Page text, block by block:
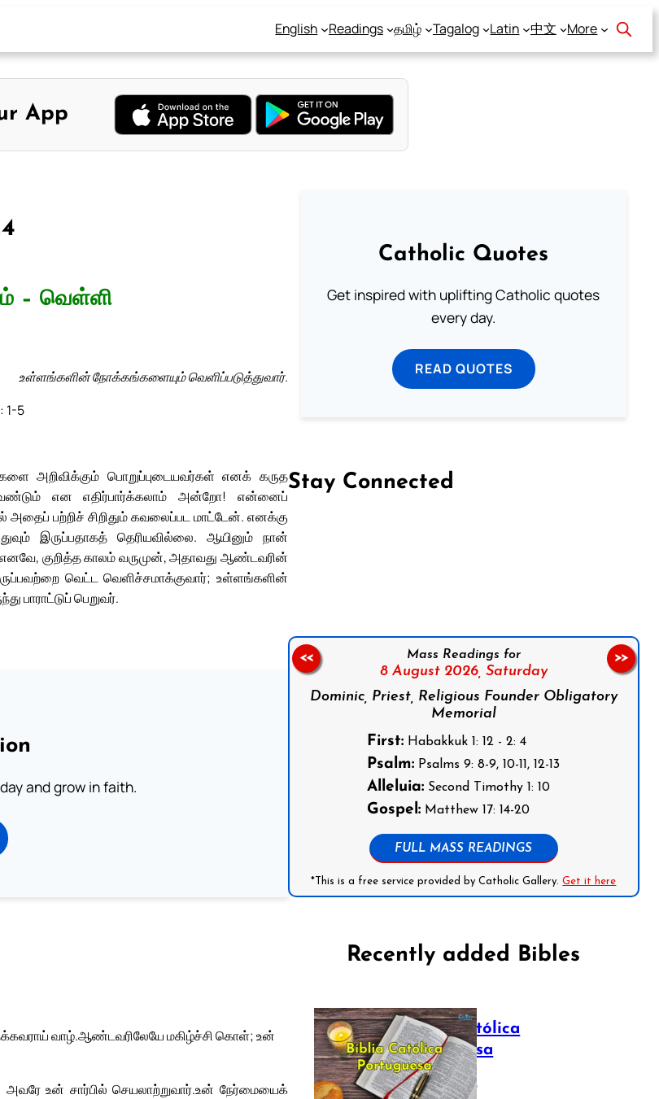
English Readings தமிழ் Tagalog Latin 中文 More
App
– வெள்ளி
உள்ளங்களின் நோக்கங்களையும் வெளிப்படுத்துவார்.
1-5
அறிவிக்கும் பொறுப்புடையவர்கள் எனக் கருத
என எதிர்பார்க்கலாம் அன்றோ! என்னைப்
பற்றிச் சிறிதும் கவலைப்பட மாட்டேன். எனக்கு
இருப்பதாகத் தெரியவில்லை. ஆயினும் நான்
குறித்த காலம் வருமுன், அதாவது ஆண்டவரின்
வெட்ட வெளிச்சமாக்குவார்; உள்ளங்களின்
பாராட்டுப் பெறுவர்.
and grow in faith.
வாழ்.ஆண்டவரிலேயே மகிழ்ச்சி கொள்; உன்
உன் சார்பில் செயலாற்றுவார்.உன் நேர்மையைக்
Catholic Quotes
Get inspired with uplifting Catholic quotes
every day.
READ QUOTES
Stay Connected
Follow us on Facebook
Mass Readings for
8 August 2026, Saturday
Dominic, Priest, Religious Founder Obligatory
Memorial
First: Habakkuk 1: 12 - 2: 4
Psalm: Psalms 9: 8-9, 10-11, 12-13
Alleluia: Second Timothy 1: 10
Gospel: Matthew 17: 14-20
FULL MASS READINGS
*This is a free service provided by Catholic Gallery.Get it here
<< >>
Recently added Bibles
Bíblia Católica
Portuguesa
July 16, 2025